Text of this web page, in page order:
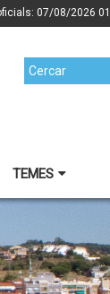
07/08/2026
TEMES